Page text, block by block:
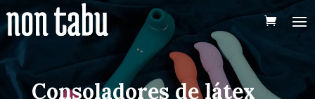
Consoladores de látex